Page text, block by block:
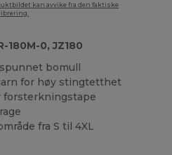
kan avvike fra den faktiske
180M-0, JZ180
bomull
for høy stingtetthet
forsterkningstape
fra S til 4XL